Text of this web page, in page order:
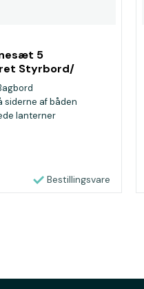
5
Styrbord/
siderne af båden
lanterner
Bestillingsvare